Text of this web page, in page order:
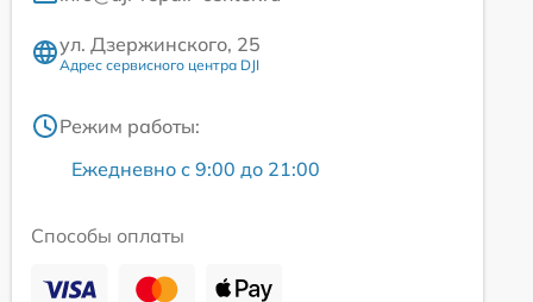
ул. Дзержинского, 25
Адрес сервисного центра DJI
Режим работы:
Ежедневно с 9:00 до 21:00
Способы оплаты